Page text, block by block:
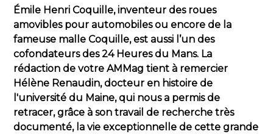
Émile Henri Coquille, inventeur des roues
amovibles pour automobiles ou encore de la
fameuse malle Coquille, est aussi l’un des
cofondateurs des 24 Heures du Mans. La
rédaction de votre AMMag tient à remercier
Hélène Renaudin, docteur en histoire de
l'université du Maine, qui nous a permis de
retracer, grâce à son travail de recherche très
documenté, la vie exceptionnelle de cette grande